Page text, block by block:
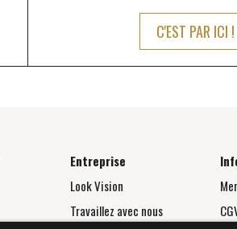
C'EST PAR ICI !
Entreprise
Look Vision
Travaillez avec nous